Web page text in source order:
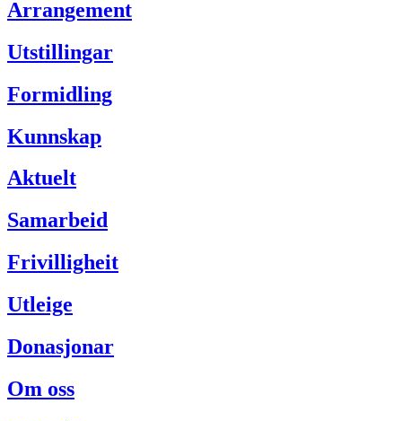
Arrangement
Utstillingar
Formidling
Kunnskap
Aktuelt
Samarbeid
Frivilligheit
Utleige
Donasjonar
Om oss